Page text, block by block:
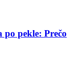
po pekle: Prečo